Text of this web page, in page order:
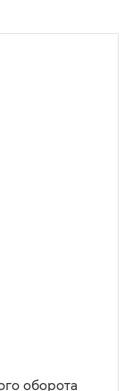
оборота